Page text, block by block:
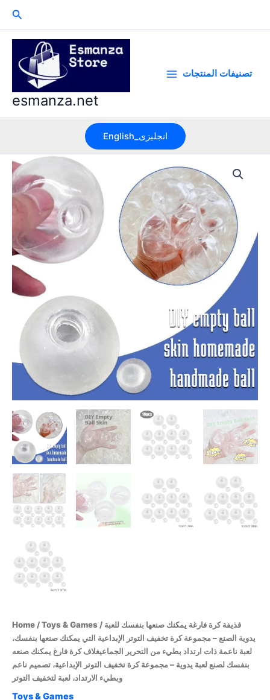
Search
esmanza.net
تصنيفات المنتجات
English_انجليزى
Home /Toys & Games / قذيفة كرة فارغة يمكنك صنعها بنفسك للعبة
يدوية الصنع – مجموعة كرة تخفيف التوتر الإبداعية التي يمكنك صنعها بنفسك،
لعبة ناعمة ذات ارتداد بطيء من التحرير الجماعيغلاف كرة فارغ يمكنك صنعه
بنفسك لصنع لعبة يدوية – مجموعة كرة تخفيف التوتر الإبداعية، تصميم ناعم
وبطيء الارتداد، لعبة لتخفيف التوتر
Toys & Games